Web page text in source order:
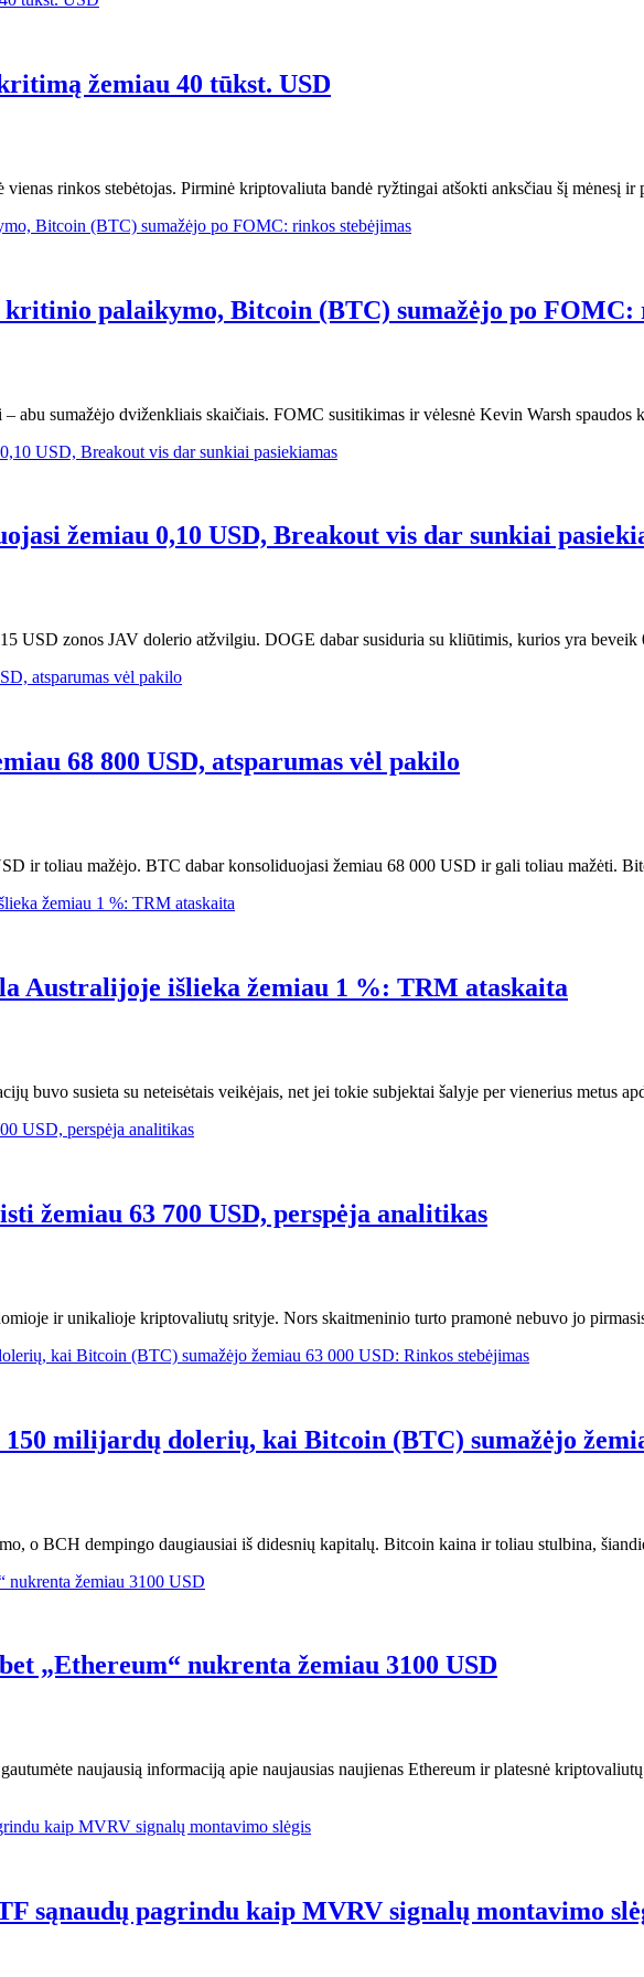
žemiau 40 tūkst. USD
vienas rinkos stebėtojas. Pirminė kriptovaliuta bandė ryžtingai atšokti anksčiau šį mėnesį
palaikymo, Bitcoin (BTC) sumažėjo po FOMC:
abu sumažėjo dviženkliais skaičiais. FOMC susitikimas ir vėlesnė Kevin Warsh
žemiau 0,10 USD, Breakout vis dar sunkiai
USD zonos JAV dolerio atžvilgiu. DOGE dabar susiduria su kliūtimis, kurios yra
68 800 USD, atsparumas vėl pakilo
ir toliau mažėjo. BTC dabar konsoliduojasi žemiau 68 000 USD ir gali toliau mažėti.
Australijoje išlieka žemiau 1 %: TRM ataskaita
buvo susieta su neteisėtais veikėjais, net jei tokie subjektai šalyje per vienerius metus
žemiau 63 700 USD, perspėja analitikas
ir unikalioje kriptovaliutų srityje. Nors skaitmeninio turto pramonė nebuvo jo
milijardų dolerių, kai Bitcoin (BTC) sumažėjo
o BCH dempingo daugiausiai iš didesnių kapitalų. Bitcoin kaina ir toliau stulbina,
„Ethereum“ nukrenta žemiau 3100 USD
naujausią informaciją apie naujausias naujienas Ethereum ir platesnė
sąnaudų pagrindu kaip MVRV signalų montavimo